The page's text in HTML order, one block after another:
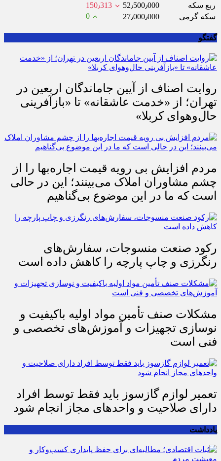
ربع سکه
52٫500٫000
150٫313
سکه گرمی
27٫000٫000 0
گفتگو
روایت اصناف از آیین جاماندگان اربعین در
تهران؛ از «خدمت عاشقانه» تا «بازآفرینی
حال‌وهوای کربلا»
مردم افزایش بی رویه قیمت اجاره‌بها را از
چشم مشاوران املاک می‌بینند؛ این در حالی
است که ما در این موضوع بی‌گناهیم
رکود صنعت منسوجات، سفارش‌های
رنگرزی و چاپ پارچه را کاهش داده است
مشکلات صنف تأمین مواد اولیه باکیفیت و
نوسازی تجهیزات و آموزش‌های تخصصی و
فنی است
تعمیر لوازم گازسوز باید فقط توسط افراد
دارای صلاحیت و واحدهای مجاز انجام شود
یادداشت